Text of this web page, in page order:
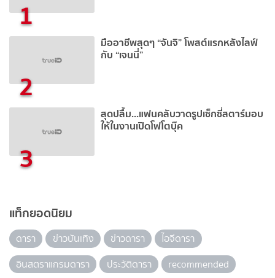
1
2
มืออาชีพสุดๆ “จันจิ” โพสต์แรกหลังไลฟ์
กับ “เจนนี่”
3
สุดปลื้ม...แฟนคลับวาดรูปเซ็กซี่สตาร์มอบ
ให้ในงานเปิดโฟโตบุ๊ค
แท็กยอดนิยม
ดารา ข่าวบันเทิง ข่าวดารา
ไอจีดารา
อินสตราแกรมดารา
ประวัติดารา
recommended